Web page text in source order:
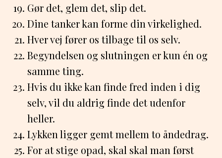
Gør det, glem det, slip det.
Dine tanker kan forme din virkelighed.
Hver vej fører os tilbage til os selv.
Begyndelsen og slutningen er kun én og
samme ting.
Hvis du ikke kan finde fred inden i dig
selv, vil du aldrig finde det udenfor
heller.
Lykken ligger gemt mellem to åndedrag.
For at stige opad, skal skal man først